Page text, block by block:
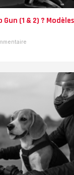
(1 & 2) ?